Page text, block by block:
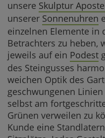
unsere Skulptur
unserer Sonnenuhren
einzelnen Elemente in
Betrachters zu heben,
jeweils auf ein Podest
des Steingusses
weichen Optik des
geschwungenen
selbst am
Grünen verweilen zu
Kunde eine